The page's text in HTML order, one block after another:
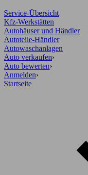
Service-Übersicht
Kfz-Werkstätten
Autohäuser und Händler
Autoteile-Händler
Autowaschanlagen
Auto verkaufen›
Auto bewerten›
Anmelden›
Startseite